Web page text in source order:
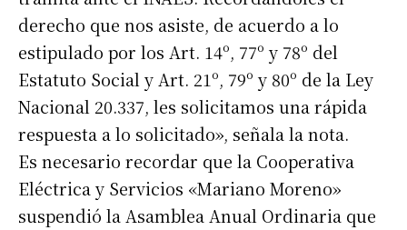
derecho que nos asiste, de acuerdo a lo
estipulado por los Art. 14º, 77º y 78º del
Estatuto Social y Art. 21º, 79º y 80º de la Ley
Nacional 20.337, les solicitamos una rápida
respuesta a lo solicitado», señala la nota.
Es necesario recordar que la Cooperativa
Eléctrica y Servicios «Mariano Moreno»
suspendió la Asamblea Anual Ordinaria que